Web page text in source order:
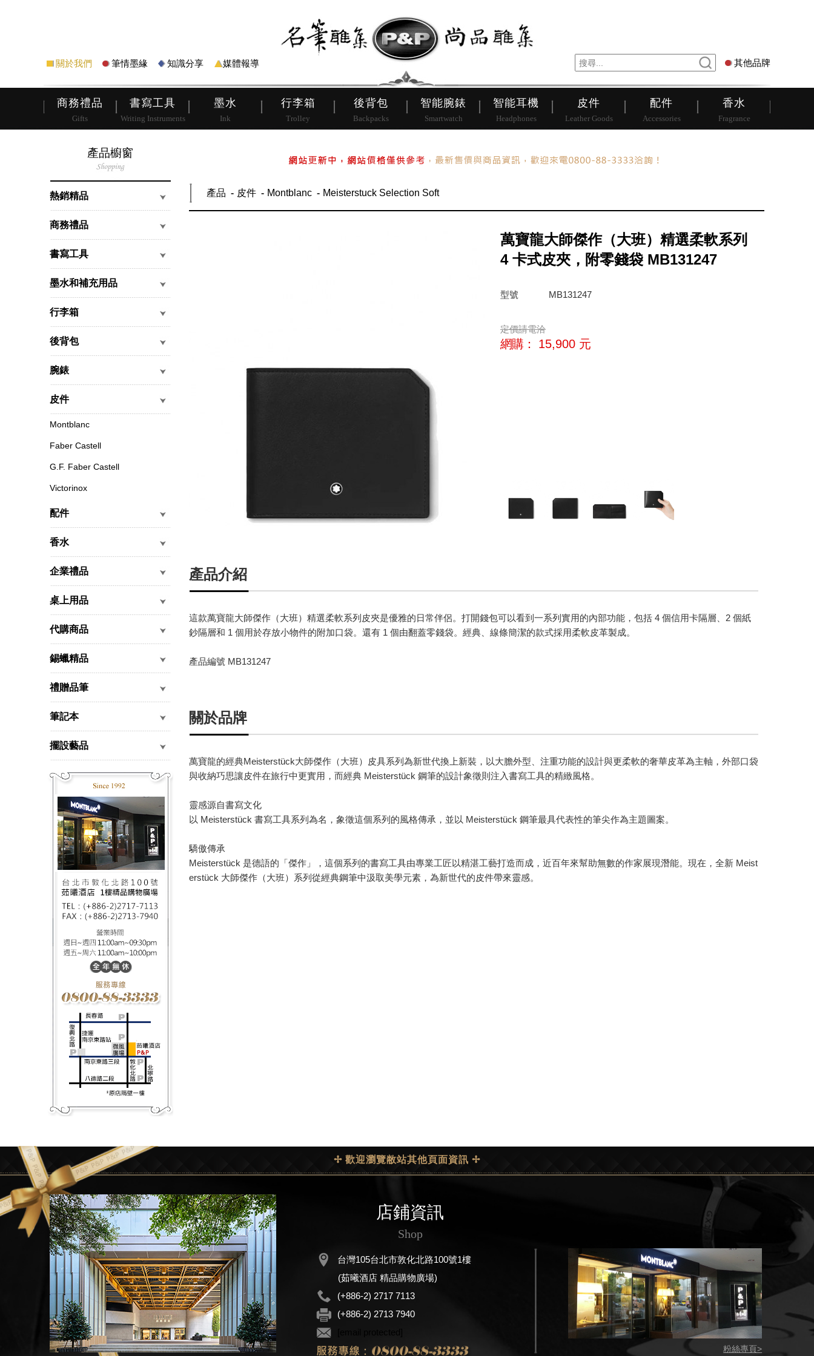
關於我們 筆情墨緣 知識分享 媒體報導 其他品牌
商務禮品
Gifts
書寫工具
Writing Instruments
墨水
Ink
行李箱
Trolley
後背包
Backpacks
智能腕錶
Smartwatch
智能耳機
Headphones
皮件
Leather Goods
配件
Accessories
香水
Fragrance
皮帶 行李箱 後背包
產品櫥窗
熱銷精品
商務禮品
書寫工具
墨水和補充用品
行李箱
後背包
腕錶
皮件
Montblanc
Faber Castell
G.F. Faber Castell
Victorinox
配件
香水
企業禮品
桌上用品
代購商品
錫蠟精品
禮贈品筆
筆記本
擺設藝品
產品 皮件 Montblanc Meisterstuck Selection Soft
萬寶龍大師傑作（大班）精選柔軟系列
4 卡式皮夾，附零錢袋 MB131247
型號 MB131247
定價請電洽
網購： 15,900 元
產品介紹
這款萬寶龍大師傑作（大班）精選柔軟系列皮夾是優雅的日常伴侶。打開錢包可以看到一系列實用的內部功能，包括 4 個信用卡隔層、2 個紙
鈔隔層和 1 個用於存放小物件的附加口袋。還有 1 個由翻蓋零錢袋。經典、線條簡潔的款式採用柔軟皮革製成。
產品編號 MB131247
關於品牌
萬寶龍的經典Meisterstück大師傑作（大班）皮具系列為新世代換上新裝，以大膽外型、注重功能的設計與更柔軟的奢華皮革為主軸，外部口袋
與收納巧思讓皮件在旅行中更實用，而經典 Meisterstück 鋼筆的設計象徵則注入書寫工具的精緻風格。
靈感源自書寫文化
以 Meisterstück 書寫工具系列為名，象徵這個系列的風格傳承，並以 Meisterstück 鋼筆最具代表性的筆尖作為主題圖案。
驕傲傳承
Meisterstück 是德語的「傑作」，這個系列的書寫工具由專業工匠以精湛工藝打造而成，近百年來幫助無數的作家展現潛能。現在，全新 Meist
erstück 大師傑作（大班）系列從經典鋼筆中汲取美學元素，為新世代的皮件帶來靈感。
✢ 歡迎瀏覽敝站其他頁面資訊 ✢
店鋪資訊
Shop
台灣105台北市敦化北路100號1樓
(茹曦酒店 精品購物廣場)
(+886-2) 2717 7113
(+886-2) 2713 7940
粉絲專頁>